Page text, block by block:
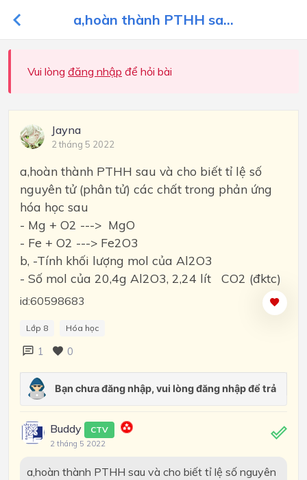
a,hoàn thành PTHH sa...
Vui lòng đăng nhập để hỏi bài
Jayna
2 tháng 5 2022
a,hoàn thành PTHH sau và cho biết tỉ lệ số
nguyên tử (phân tử) các chất trong phản ứng
hóa học sau
- Mg + O2 ---> MgO
- Fe + O2 ---> Fe2O3
b, -Tính khối lượng mol của Al2O3
- Số mol của 20,4g Al2O3, 2,24 lít CO2 (đktc)
id:60598683
Lớp 8 Hóa học
1 0
Buddy CTV
2 tháng 5 2022
a,hoàn thành PTHH sau và cho biết tỉ lệ số nguyên